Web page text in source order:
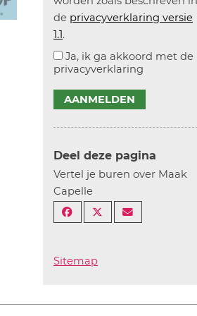
de privacyverklaring versie
1.1.
Ja, ik ga akkoord met de
privacyverklaring
AANMELDEN
Deel deze pagina
Vertel je buren over Maak
Capelle
Sitemap